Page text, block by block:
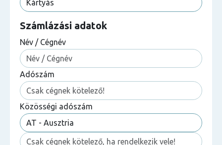
Számlázási adatok
Név / Cégnév
Adószám
Közösségi adószám